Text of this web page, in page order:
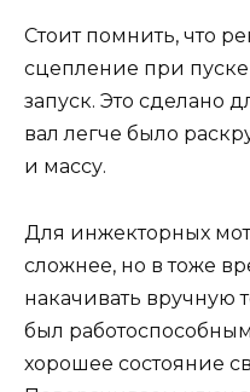
Стоит помнить, что
сцепление при пуске
запуск. Это сделано
вал легче было
и массу.
Для инжекторных
сложнее, но в тоже
накачивать вручную
был
хорошее состояние